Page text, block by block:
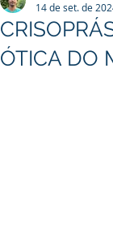
ÓTICA DO
14 de set. de